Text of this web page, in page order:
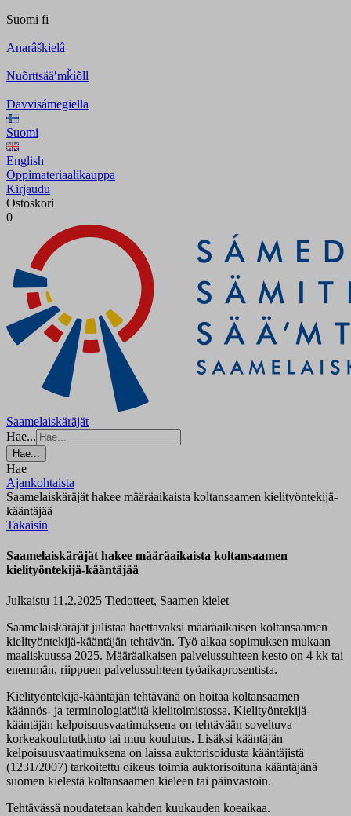
Suomi fi
Anarâškielâ
Nuõrttsääʹmǩiõll
Davvisámegiella
Suomi
English
Oppimateriaalikauppa
Kirjaudu
Ostoskori
0
Saamelaiskäräjät
Hae...
Hae...
Hae
Ajankohtaista
Saamelaiskäräjät hakee määräaikaista koltansaamen kielityöntekijä-
kääntäjää
Takaisin
Saamelaiskäräjät hakee määräaikaista koltansaamen
kielityöntekijä-kääntäjää
Julkaistu 11.2.2025 Tiedotteet, Saamen kielet
Saamelaiskäräjät julistaa haettavaksi määräaikaisen koltansaamen
kielityöntekijä-kääntäjän tehtävän. Työ alkaa sopimuksen mukaan
maaliskuussa 2025. Määräaikaisen palvelussuhteen kesto on 4 kk tai
enemmän, riippuen palvelussuhteen työaikaprosentista.
Kielityöntekijä-kääntäjän tehtävänä on hoitaa koltansaamen
käännös- ja terminologiatöitä kielitoimistossa. Kielityöntekijä-
kääntäjän kelpoisuusvaatimuksena on tehtävään soveltuva
korkeakoulututkinto tai muu koulutus. Lisäksi kääntäjän
kelpoisuusvaatimuksena on laissa auktorisoidusta kääntäjistä
(1231/2007) tarkoitettu oikeus toimia auktorisoituna kääntäjänä
suomen kielestä koltansaamen kieleen tai päinvastoin.
Tehtävässä noudatetaan kahden kuukauden koeaikaa.